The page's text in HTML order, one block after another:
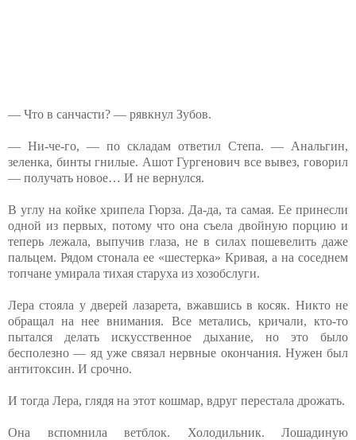
— Что в санчасти? — рявкнул Зубов.
— Ни-че-го, — по складам ответил Степа. — Анальгин,
зеленка, бинты гнилые. Ашот Гургенович все вывез, говорил
— получать новое… И не вернулся.
В углу на койке хрипела Гюрза. Да-да, та самая. Ее принесли
одной из первых, потому что она съела двойную порцию и
теперь лежала, выпучив глаза, не в силах пошевелить даже
пальцем. Рядом стонала ее «шестерка» Кривая, а на соседнем
топчане умирала тихая старуха из хозобслуги.
Лера стояла у дверей лазарета, вжавшись в косяк. Никто не
обращал на нее внимания. Все метались, кричали, кто-то
пытался делать искусственное дыхание, но это было
бесполезно — яд уже связал нервные окончания. Нужен был
антитоксин. И срочно.
И тогда Лера, глядя на этот кошмар, вдруг перестала дрожать.
Она вспомнила ветблок. Холодильник. Лошадиную